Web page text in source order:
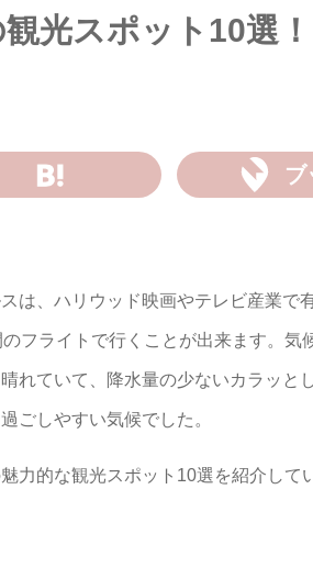
光スポット10選！
ブ
は、ハリウッド映画やテレビ産業で
フライトで行くことが出来ます。気
れていて、降水量の少ないカラッと
ごしやすい気候でした。
力的な観光スポット10選を紹介して